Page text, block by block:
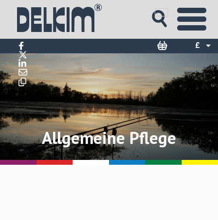
£
€
Allgemeine Pflege